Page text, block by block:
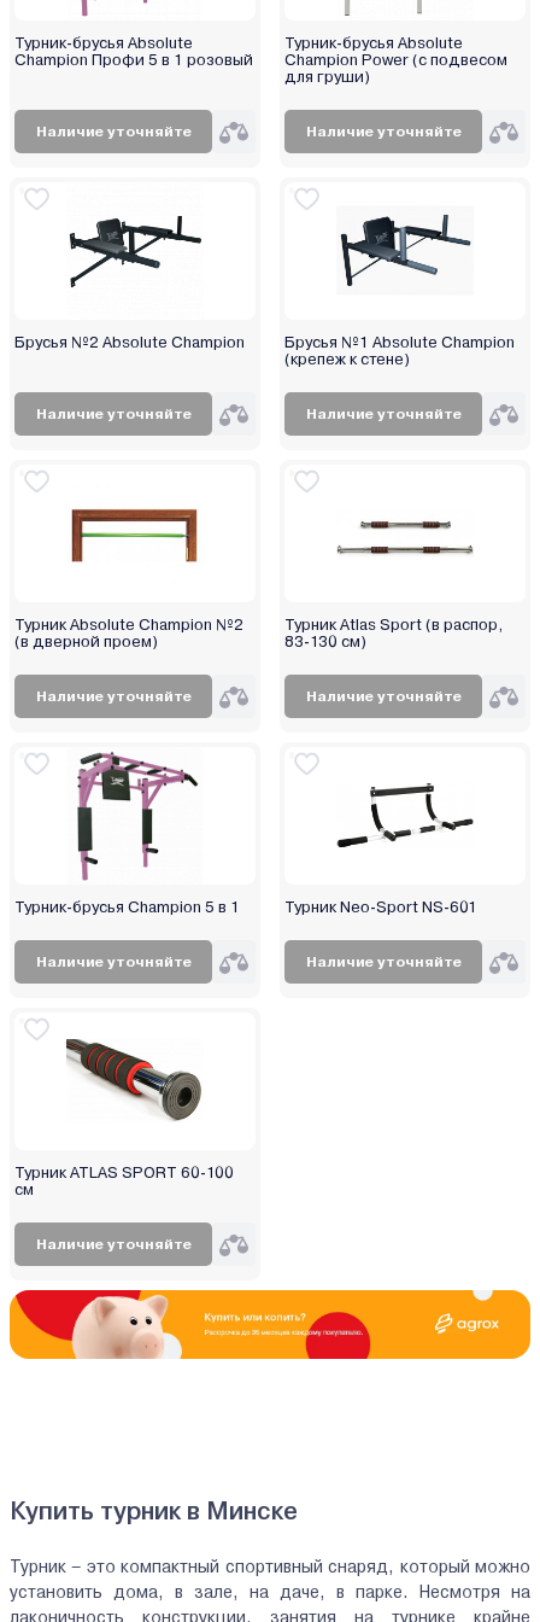
Турник-брусья Absolute
Champion Профи 5 в 1 розовый
Наличие уточняйте
Турник-брусья Absolute
Champion Power (с подвесом
для груши)
Наличие уточняйте
Брусья №2 Absolute Champion
Наличие уточняйте
Брусья №1 Absolute Champion
(крепеж к стене)
Наличие уточняйте
Турник Absolute Champion №2
(в дверной проем)
Наличие уточняйте
Турник Atlas Sport (в распор,
83-130 см)
Наличие уточняйте
Турник-брусья Champion 5 в 1
Наличие уточняйте
Турник Neo-Sport NS-601
Наличие уточняйте
Турник ATLAS SPORT 60-100
см
Наличие уточняйте
Купить турник в Минске
Турник – это компактный спортивный снаряд, который можно
установить дома, в зале, на даче, в парке. Несмотря на
лаконичность конструкции, занятия на турнике крайне